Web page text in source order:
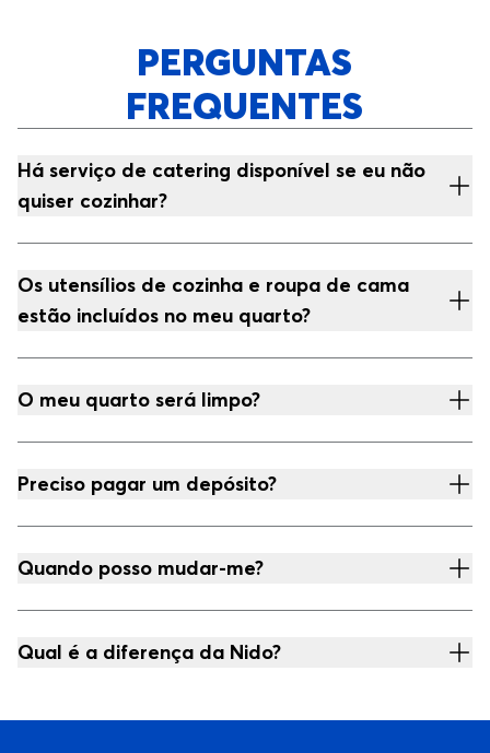
PERGUNTAS
FREQUENTES
Há serviço de catering disponível se eu não
quiser cozinhar?
Os utensílios de cozinha e roupa de cama
estão incluídos no meu quarto?
O meu quarto será limpo?
Preciso pagar um depósito?
Quando posso mudar-me?
Qual é a diferença da Nido?